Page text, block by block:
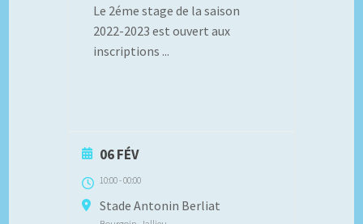
Le 2éme stage de la saison
2022-2023 est ouvert aux
inscriptions ...
06 FÉV
10:00-00:00
Stade Antonin Berliat